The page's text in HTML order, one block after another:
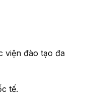
viện đào tạo đa
tế.